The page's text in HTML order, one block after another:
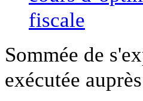
Sommée de
exécutée